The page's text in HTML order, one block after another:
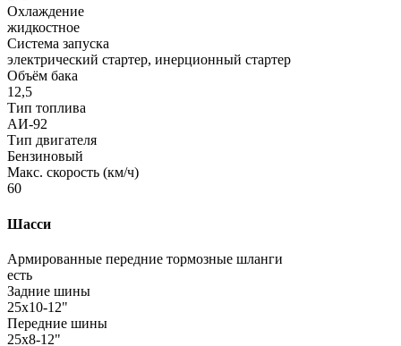
Охлаждение
жидкостное
Система запуска
электрический стартер, инерционный стартер
Объём бака
12,5
Тип топлива
АИ-92
Тип двигателя
Бензиновый
Макс. скорость (км/ч)
60
Шасси
Армированные передние тормозные шланги
есть
Задние шины
25х10-12"
Передние шины
25х8-12"